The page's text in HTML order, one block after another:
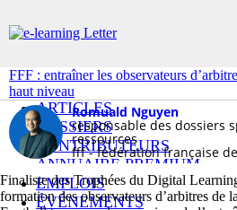
ARTICLES
DOSSIERS
CONTRIBUTEURS
ANNUAIRE PREMIUM
EMPLOIS
ÉVÉNEMENTS
FFF : entraîner les observateurs
haut niveau
Romuald Nguyen
responsable des dossiers
ressources
fff - fédération française
Finaliste des Trophées du Digital
formation des observateurs d’arbitres de